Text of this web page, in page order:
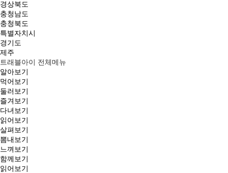
경상북도
충청남도
충청북도
특별자치시
경기도
제주
트래블아이 전체메뉴
알아보기
먹어보기
둘러보기
즐겨보기
다녀보기
읽어보기
살펴보기
뽐내보기
느껴보기
함께보기
읽어보기